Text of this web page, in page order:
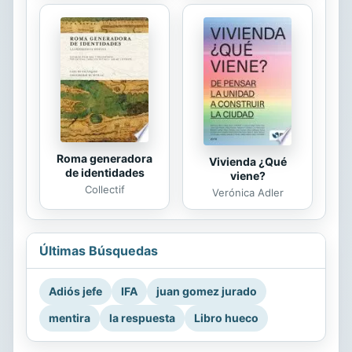
Roma generadora
de identidades
Collectif
Vivienda ¿Qué
viene?
Verónica Adler
Últimas Búsquedas
Adiós jefe IFA
juan gomez jurado
mentira
la respuesta Libro hueco